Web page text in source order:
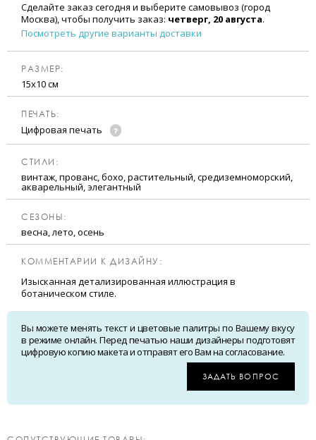
Сделайте заказ сегодня и выберите самовывоз (город
Москва), чтобы получить заказ: четверг, 20 августа.
Посмотреть другие варианты доставки
РАЗМЕР:
15х10 см
ПЕЧАТЬ:
Цифровая печать
CТИЛИ:
винтаж, прованс, бохо, растительный, средиземноморский,
акварельный, элегантный
CЕЗОНЫ:
весна, лето, осень
КОММЕНТАРИИ К ДИЗАЙНУ:
Изысканная детализированная иллюстрация в
ботаническом стиле.
Вы можете менять текст и цветовые палитры по Вашему вкусу
в режиме онлайн. Перед печатью наши дизайнеры подготовят
цифровую копию макета и отправят его Вам на согласование.
ЗАДАТЬ ВОПРОС